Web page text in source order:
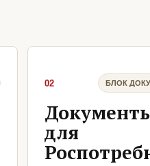
02 БЛОК
для